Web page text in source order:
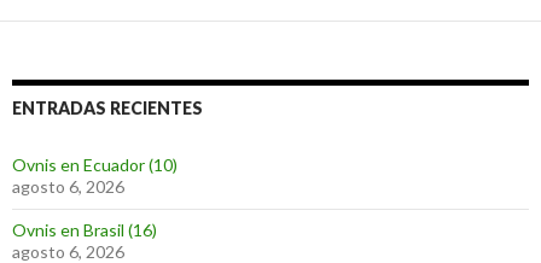
ENTRADAS RECIENTES
Ovnis en Ecuador (10)
agosto 6, 2026
Ovnis en Brasil (16)
agosto 6, 2026